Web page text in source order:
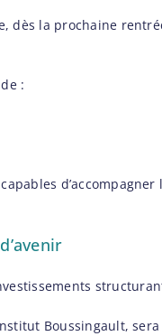
dès la prochaine
:
Boussingault,